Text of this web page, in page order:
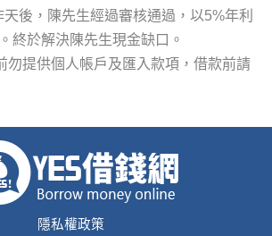
後，陳先生經過審核通過，以5%年利
終於解決陳先生現金缺口。
勿提供個人帳戶及匯入款項，借款前請
隱私權政策